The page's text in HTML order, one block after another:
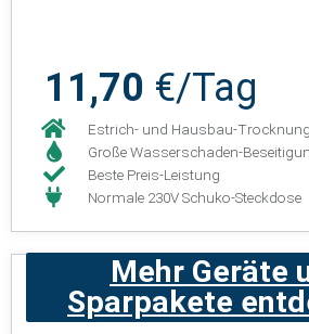
11,70 €/Tag
Estrich- und Hausbau-Trocknung
Große Wasserschaden-
Beste Preis-Leistung
Normale 230V Schuko-Steckdose
Mehr Geräte
Sparpakete